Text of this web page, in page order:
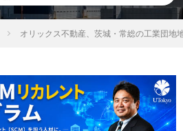
オリックス不動産、茨城・常総の工業団地